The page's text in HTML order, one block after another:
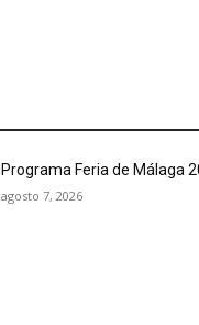
Programa Feria de Málaga
agosto 7, 2026